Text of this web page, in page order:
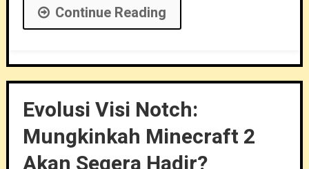
Continue Reading
Evolusi Visi Notch:
Mungkinkah Minecraft 2